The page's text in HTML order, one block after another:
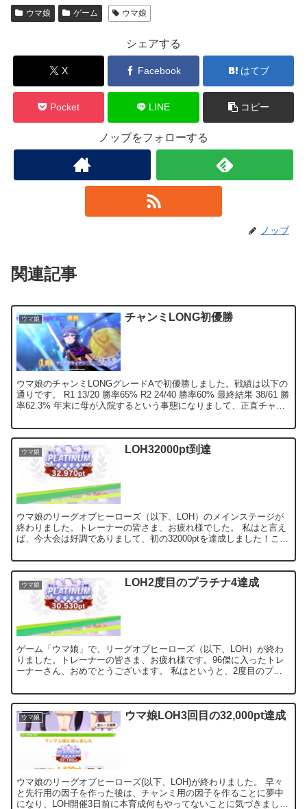
ウマ娘 ゲーム ウマ娘
シェアする
X Facebook はてブ
Pocket LINE コピー
ノッブをフォローする
ノッブ
関連記事
ウマ娘 チャンミLONG初優勝
ウマ娘のチャンミLONGグレードAで初優勝しました。戦績は以下の
通りです。 R1 13/20 勝率65% R2 24/40 勝率60% 最終結果 38/61 勝
率62.3% 年末に母が入院するという事態になりまして、正直チャン
ウマ娘 LOH32000pt到達
ウマ娘のリーグオブヒーローズ（以下、LOH）のメインステージが
終わりました。トレーナーの皆さま、お疲れ様でした。 私はと言え
ば、今大会は好調でありまして、初の32000ptを達成しました！この
ウマ娘 LOH2度目のプラチナ4達成
ゲーム「ウマ娘」で、リーグオブヒーローズ（以下、LOH）が終わ
りました。トレーナーの皆さま、お疲れ様です。96傑に入ったトレ
ーナーさん、おめでとうございます。 私はというと、2度目のプラ
ウマ娘 ウマ娘LOH3回目の32,000pt達成
ウマ娘のリーグオブヒーローズ(以下、LOH)が終わりました。 早々
と先行用の因子を作った後は、チャンミ用の因子を作ることに夢中
になり、LOH開催3日前に本育成何もやってないことに気づきまし